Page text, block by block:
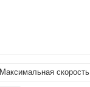
Максимальная скорость